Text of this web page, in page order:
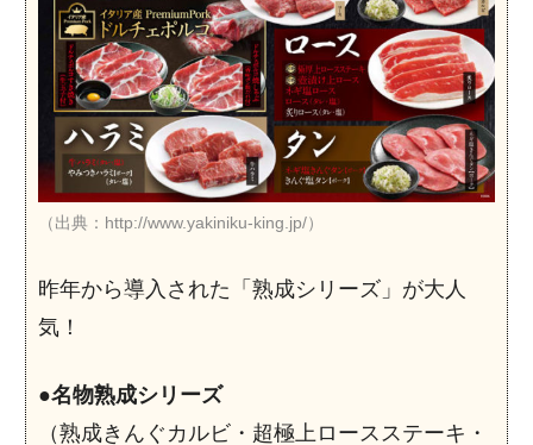
（出典：http://www.yakiniku-king.jp/）
昨年から導入された「熟成シリーズ」が大人
気！
●名物熟成シリーズ
（熟成きんぐカルビ・超極上ロースステーキ・